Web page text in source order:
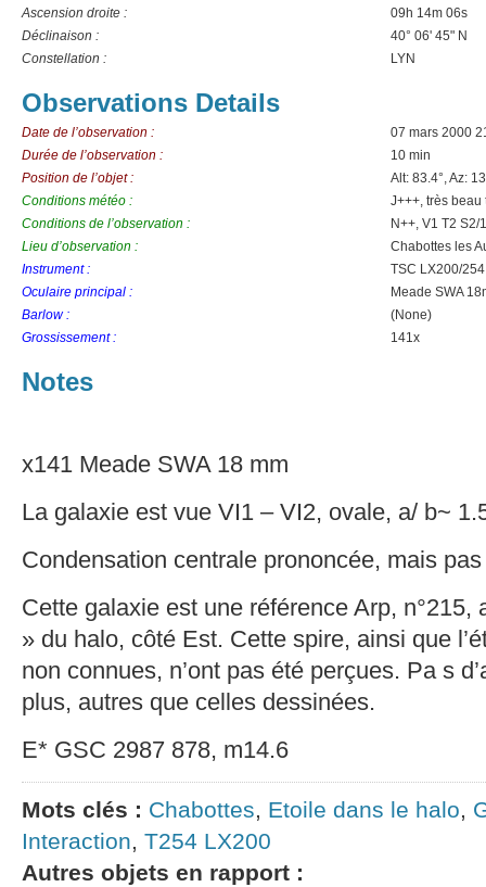
Ascension droite :
09h 14m 06s
Déclinaison :
40° 06' 45" N
Constellation :
LYN
Observations Details
Date de l’observation :
07 mars 2000
Durée de l’observation :
10 min
Position de l’objet :
Alt: 83.4°, Az:
Conditions météo :
J+++, très beau
Conditions de l’observation :
N++, V1 T2 S2/
Lieu d’observation :
Chabottes les
Instrument :
TSC LX200/
Oculaire principal :
Meade SWA
Barlow :
(None)
Grossissement :
141x
Notes
x141 Meade SWA 18 mm
La galaxie est vue VI1 – VI2, ovale, a/ b~
Condensation centrale prononcée, mais
Cette galaxie est une référence Arp, n°215,
» du halo, côté Est. Cette spire, ainsi que
non connues, n’ont pas été perçues. Pa s
plus, autres que celles dessinées.
E* GSC 2987 878, m14.6
Mots clés : Chabottes, Etoile dans le halo,
Interaction, T254 LX200
Autres objets en rapport :